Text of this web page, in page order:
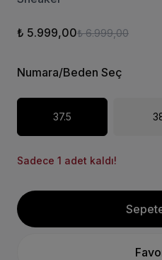
₺ 5.999,00₺ 6.999,00
Numara/Beden Seç
37.5
Sadece 1 adet kaldı!